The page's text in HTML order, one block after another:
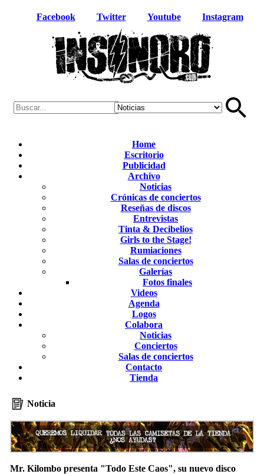
Facebook Twitter Youtube Instagram
Home
Escritorio
Publicidad
Archivo
Noticias
Crónicas de conciertos
Reseñas de discos
Entrevistas
Tinta & Decibelios
Girls to the Stage!
Rumiaciones
Salas de conciertos
Galerías
Fotos finales
Videos
Agenda
Logos
Colabora
Noticias
Conciertos
Salas de conciertos
Contacto
Tienda
Noticia
Mr. Kilombo presenta "Todo Este Caos", su nuevo disco